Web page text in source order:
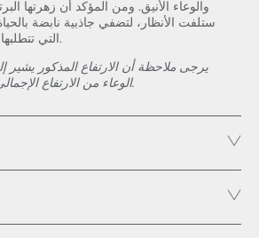
والوعاء الأنيق. ومن المؤكد أن زهرتها
ستلفت الأنظار، لتضفي جاذبية نابضة
التي تتطلبها النباتات الاستوائية الحية.
يرجى ملاحظة أن الارتفاع المذكور يشير
الوعاء من الارتفاع الإجمالي بمقدار 10 إلى 20 سم.